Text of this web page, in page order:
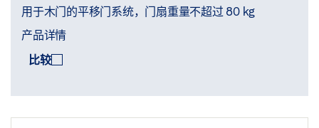
用于木门的平移门系统，门扇重量不超过 80 kg
产品详情
比较